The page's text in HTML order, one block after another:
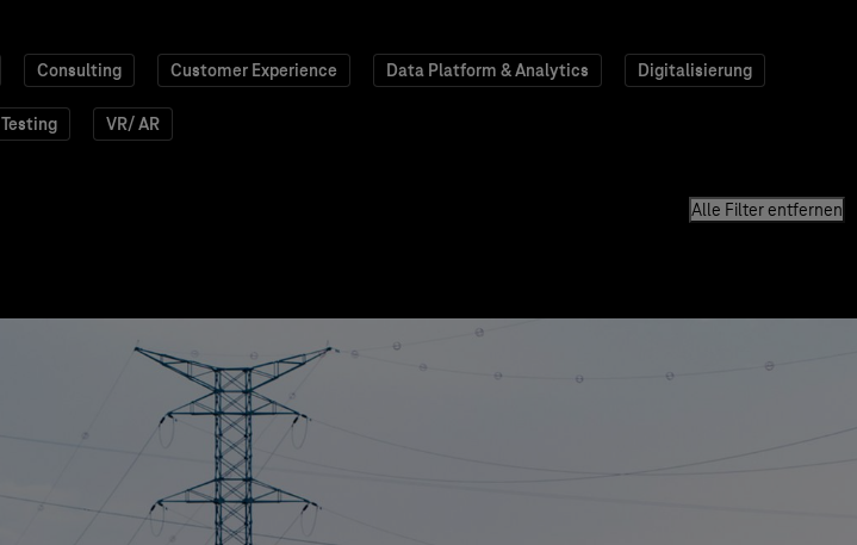
Consulting Customer Experience Data Platform & Analytics Digitalisierung
Testing VR/ AR
Alle Filter entfernen